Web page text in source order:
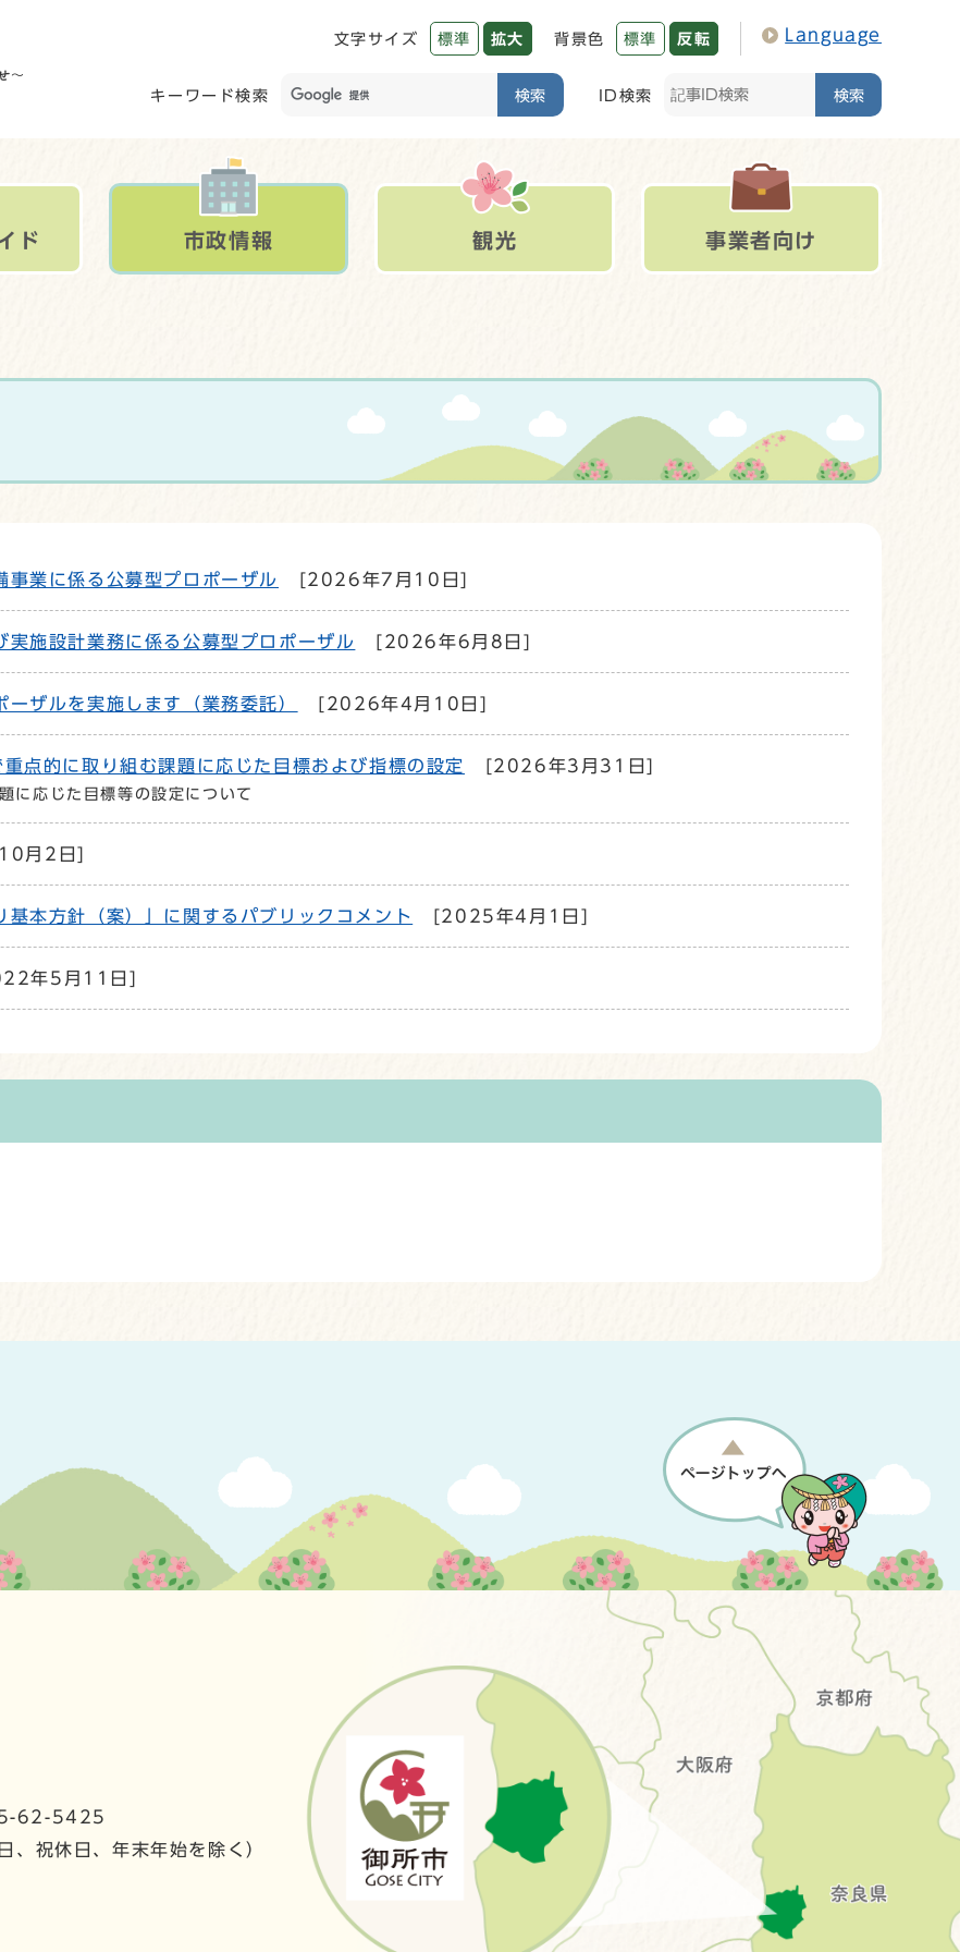
文字サイズ 標準 拡大 背景色 標準 反転 Language
キーワード検索 検索 ID検索 検索
ド 市政情報 観光 事業者向け
業に係る公募型プロポーザル [2026年7月10日]
施設計業務に係る公募型プロポーザル [2026年6月8日]
ザルを実施します（業務委託） [2026年4月10日]
点的に取り組む課題に応じた目標および指標の設定 [2026年3月31日]
に応じた目標等の設定について
月2日]
基本方針（案）」に関するパブリックコメント [2025年4月1日]
年5月11日]
62-5425
祝休日、年末年始を除く）